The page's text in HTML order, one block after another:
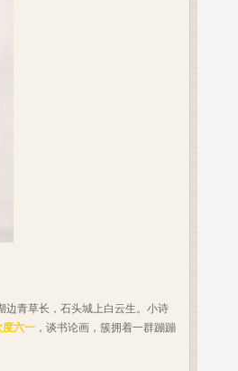
边青草长，石头城上白云生。小诗
度六一 ，谈书论画，簇拥着一群蹦蹦